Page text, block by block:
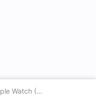
C&C - Koa band för Apple Watch (1-10 Series) 38-41mm Sugar Neon